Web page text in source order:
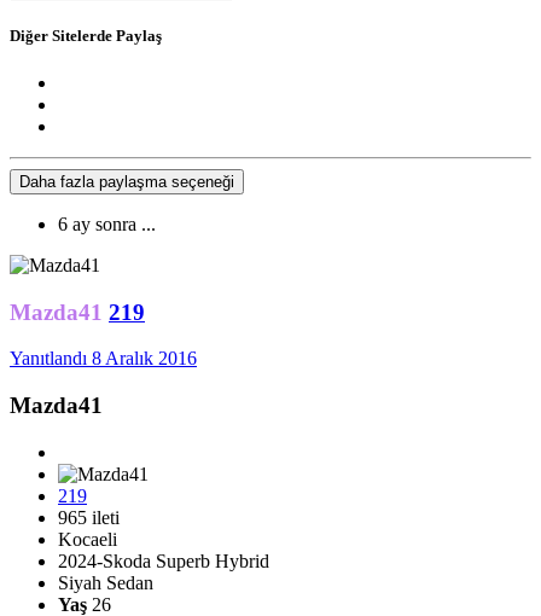
Diğer Sitelerde Paylaş
Daha fazla paylaşma seçeneği
6 ay sonra ...
Mazda41 219
Yanıtlandı 8 Aralık 2016
Mazda41
219
965 ileti
Kocaeli
2024-Skoda Superb Hybrid
Siyah Sedan
Yaş 26